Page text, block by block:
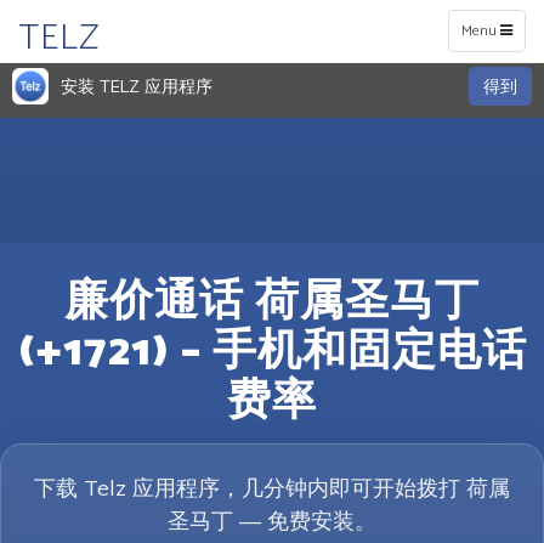
Toggle
navigation
Menu
TELZ
安装 TELZ 应用程序 得到
廉价通话 荷属圣马丁
(+1721) – 手机和固定电话
费率
下载 Telz 应用程序，几分钟内即可开始拨打 荷属
圣马丁 — 免费安装。